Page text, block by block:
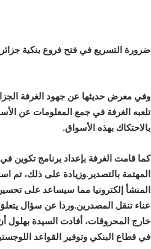
ضرورة التسريع في فتح فروع بنكية
وفي معرض حديثها عن جهود الغرفة
تلعبه الغرفة في جمع المعلومات عن
بالاحتكاك بهذه الأسواق.
كما قامت الغرفة بإعداد برنامج
المهتمة بالتصدير.وزيادة على ذلك، تم
المنشأ إلكترونيا مما سيساعد على
خارج المحروقات، أفادت السيدة بهلول
في قطاع البنكي وتوفير القواعد